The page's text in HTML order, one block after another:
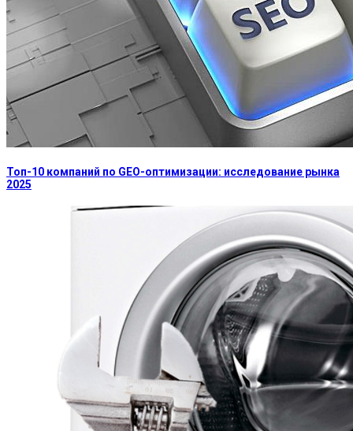
Топ-10 компаний по GEO-оптимизации: исследование рынка
2025